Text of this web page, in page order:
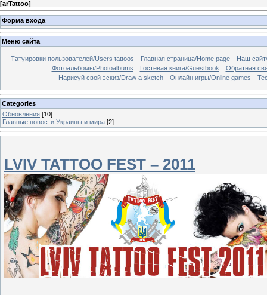
[arTattoo]
Форма входа
Меню сайта
Татуировки пользователей/Users tattoos Главная страница/Home page
Наш
Фотоальбомы/Photoalbums
Гостевая книга/Guestbook
Обратная
Нарисуй свой эскиз/Draw a sketch
Онлайн игры/Online games
Categories
Обновления [10]
Главные новости Украины и мира [2]
LVIV TATTOO FEST – 2011